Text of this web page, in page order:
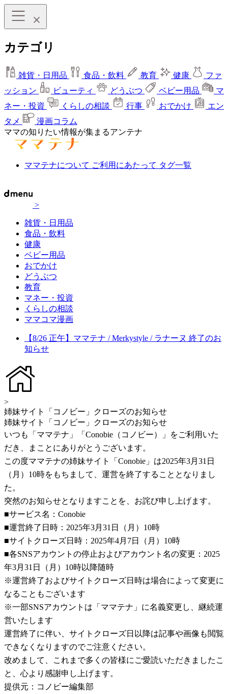
カテゴリ
雑貨・日用品 食品・飲料 教育 健康
ファ
ッション
ビューティ どうぶつ ベビー用品
マ
ネー・投資
くらしの相談 行事 おでかけ
エン
タメ
漫画コラム
ママの知りたい情報が集まるアンテナ
ママテナについて ご利用にあたって タグ一覧
>
雑貨・日用品
食品・飲料
健康
ベビー用品
おでかけ
どうぶつ
教育
マネー・投資
くらしの相談
ママコマ漫画
【8/26 正午】ママテナ / Merkystyle / ラナーヌ 終了のお
知らせ
>
姉妹サイト「コノビー」クローズのお知らせ
姉妹サイト「コノビー」クローズのお知らせ
いつも「ママテナ」「Conobie（コノビー）」をご利用いた
だき、まことにありがとうございます。
この度ママテナの姉妹サイト「Conobie」は2025年3月31日
（月）10時をもちまして、運営を終了することとなりまし
た。
突然のお知らせとなりますことを、お詫び申し上げます。
■サービス名：Conobie
■運営終了日時：2025年3月31日（月）10時
■サイトクローズ日時：2025年4月7日（月）10時
■各SNSアカウントの停止およびアカウント名の変更：2025
年3月31日（月）10時以降随時
※運営終了およびサイトクローズ日時は場合によって変更に
なることもございます
※一部SNSアカウントは「ママテナ」に名義変更し、継続運
営いたします
運営終了に伴い、サイトクローズ日以降は記事や画像も閲覧
できなくなりますのでご注意ください。
改めまして、これまで多くの皆様にご愛読いただきましたこ
と、心より感謝申し上げます。
提供元：コノビー編集部